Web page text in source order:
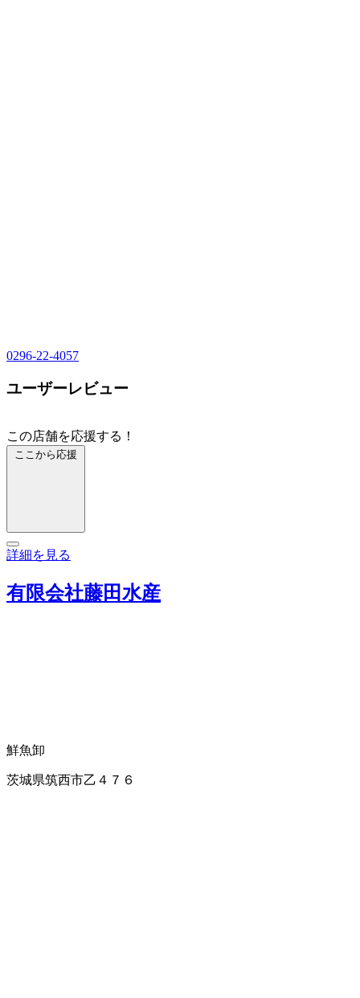
0296-22-4057
ユーザーレビュー
この店舗を応援する！
ここから応援
詳細を見る
有限会社藤田水産
鮮魚卸
茨城県筑西市乙４７６